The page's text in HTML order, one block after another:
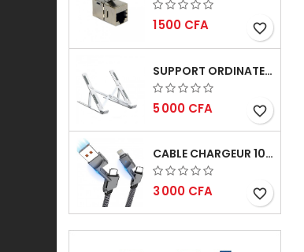
1 500 CFA favorite_border
SUPPORT ORDINATEUR PORTABLE
5 000 CFA favorite_border
CABLE CHARGEUR 100W RAPIDE
3 000 CFA favorite_border